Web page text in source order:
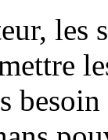
les